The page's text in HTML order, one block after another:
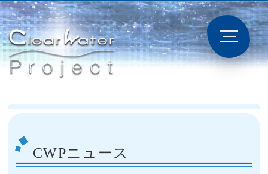
CWPニュース